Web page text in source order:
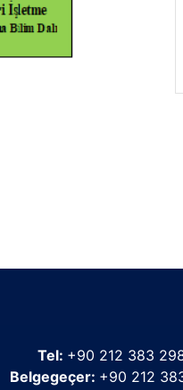
Tel: +90 212 383
Belgegeçer: +90 212